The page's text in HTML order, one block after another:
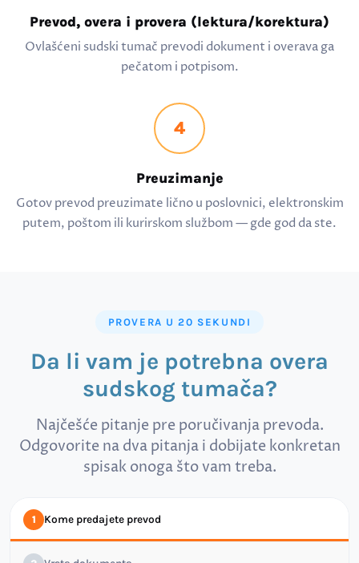
Prevod, overa i provera (lektura/korektura)
Ovlašćeni sudski tumač prevodi dokument i overava ga
pečatom i potpisom.
4
Preuzimanje
Gotov prevod preuzimate lično u poslovnici, elektronskim
putem, poštom ili kurirskom službom — gde god da ste.
PROVERA U 20 SEKUNDI
Da li vam je potrebna overa
sudskog tumača?
Najčešće pitanje pre poručivanja prevoda.
Odgovorite na dva pitanja i dobijate konkretan
spisak onoga što vam treba.
1 Kome predajete prevod